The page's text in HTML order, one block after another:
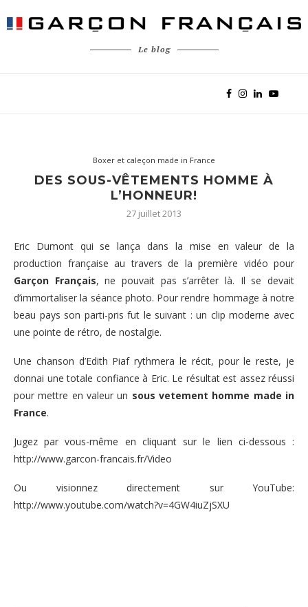
Le blog
Boxer et caleçon made in France
DES SOUS-VÊTEMENTS HOMME À
L’HONNEUR!
27 juillet 2013
Eric Dumont qui se lança dans la mise en valeur de la
production française au travers de la première vidéo pour
Garçon Français, ne pouvait pas s’arrêter là. Il se devait
d’immortaliser la séance photo. Pour rendre hommage à notre
beau pays son parti-pris fut le suivant : un clip moderne avec
une pointe de rétro, de nostalgie.
Une chanson d’Edith Piaf rythmera le récit, pour le reste, je
donnai une totale confiance à Eric. Le résultat est assez réussi
pour mettre en valeur un sous vetement homme made in
France.
Jugez par vous-même en cliquant sur le lien ci-dessous :
http://www.garcon-francais.fr/Video
Ou visionnez directement sur YouTube:
http://www.youtube.com/watch?v=4GW4iuZjSXU